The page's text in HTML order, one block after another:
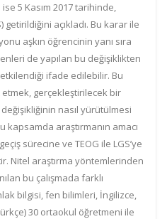
ise 5 Kasım 2017 tarihinde,
getirildiğini açıkladı. Bu karar ile
aşkın öğrencinin yanı sıra
de yapılan bu değişiklikten
ifade edilebilir. Bu
gerçekleştirilecek bir
nasıl yürütülmesi
kapsamda araştırmanın amacı
sürecine ve TEOG ile LGS’ye
Nitel araştırma yöntemlerinden
bu çalışmada farklı
bilgisi, fen bilimleri, İngilizce,
30 ortaokul öğretmeni ile